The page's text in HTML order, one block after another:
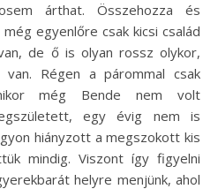
egyenlőre csak kicsi család
de ő is olyan rossz olykor,
Régen a párommal csak
még Bende nem volt
egy évig nem is
hiányzott a megszokott kis
mindig. Viszont így figyelni
helyre menjünk, ahol